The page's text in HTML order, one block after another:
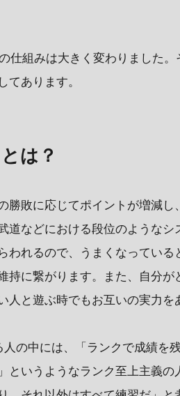
仕組みは大きく変わりました
てあります。
は？
勝敗に応じてポイントが増減
道などにおける段位のような
われるので、うまくなってい
持に繋がります。また、自分
人と遊ぶ時でもお互いの実力を
人の中には、「ランクで成績
というようなランク至上主義